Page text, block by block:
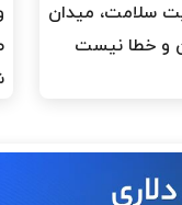
سلامت، میدان
و خطا نیست